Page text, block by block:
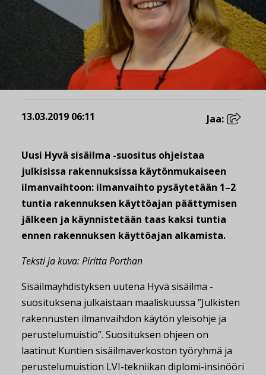
13.03.2019 06:11 Jaa:
Uusi Hyvä sisäilma -suositus ohjeistaa
julkisissa rakennuksissa käytönmukaiseen
ilmanvaihtoon: ilmanvaihto pysäytetään 1–2
tuntia rakennuksen käyttöajan päättymisen
jälkeen ja käynnistetään taas kaksi tuntia
ennen rakennuksen käyttöajan alkamista.
Teksti ja kuva: Piritta Porthan
Sisäilmayhdistyksen uutena Hyvä sisäilma -
suosituksena julkaistaan maaliskuussa ”Julkisten
rakennusten ilmanvaihdon käytön yleisohje ja
perustelumuistio”. Suosituksen ohjeen on
laatinut Kuntien sisäilmaverkoston työryhmä ja
perustelumuistion LVI-tekniikan diplomi-insinööri